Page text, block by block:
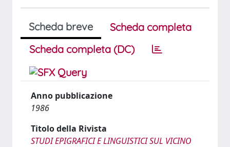
Scheda breve
Scheda completa
Scheda completa (DC)
Anno pubblicazione
1986
Titolo della Rivista
STUDI EPIGRAFICI E LINGUISTICI SUL VICINO